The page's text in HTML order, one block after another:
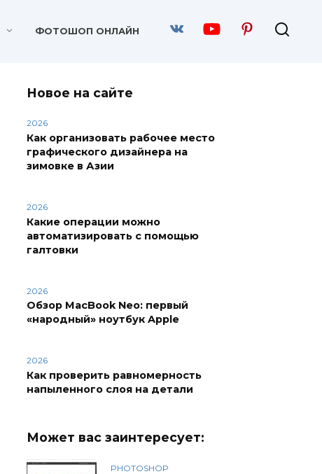
ФОТОШОП ОНЛАЙН
Новое на сайте
2026
Как организовать рабочее место
графического дизайнера на
зимовке в Азии
2026
Какие операции можно
автоматизировать с помощью
галтовки
2026
Обзор MacBook Neo: первый
«народный» ноутбук Apple
2026
Как проверить равномерность
напыленного слоя на детали
Может вас заинтересует:
PHOTOSHOP